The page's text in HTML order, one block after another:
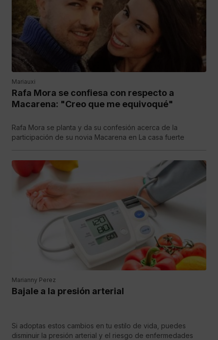
Mariauxi
Rafa Mora se confiesa con respecto a
Macarena: "Creo que me equivoqué"
Rafa Mora se planta y da su confesión acerca de la
participación de su novia Macarena en La casa fuerte
Marianny Perez
Bajale a la presión arterial
Si adoptas estos cambios en tu estilo de vida, puedes
disminuir la presión arterial y el riesgo de enfermedades